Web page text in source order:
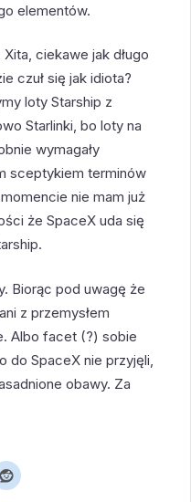
elementów.
ciekawe jak długo
czuł się jak idiota?
loty Starship z
Starlinki, bo loty na
wymagały
sceptykiem terminów
nie mam już
że SpaceX uda się
Biorąc pod uwagę że
z przemysłem
Albo facet (?) sobie
do SpaceX nie przyjęli,
obawy. Za